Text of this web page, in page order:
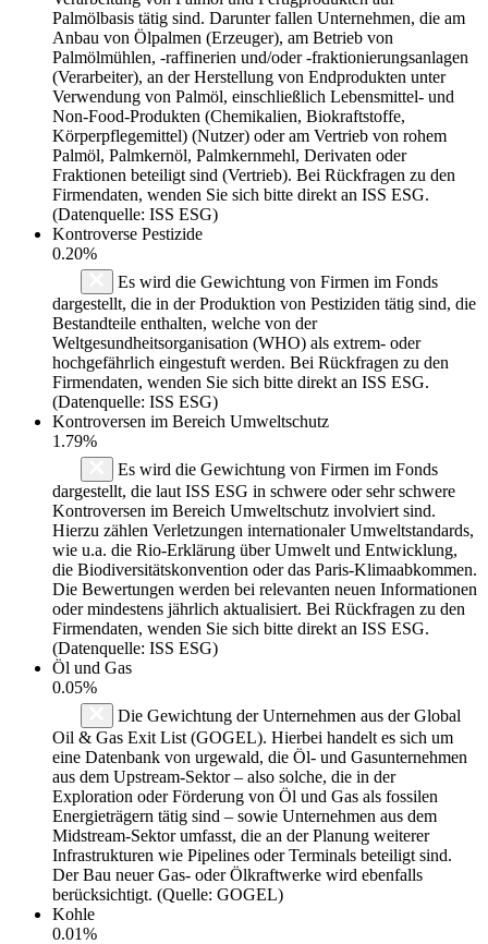
Palmölbasis tätig sind. Darunter fallen Unternehmen, die am
Anbau von Ölpalmen (Erzeuger), am Betrieb von
Palmölmühlen, -raffinerien und/oder -fraktionierungsanlagen
(Verarbeiter), an der Herstellung von Endprodukten unter
Verwendung von Palmöl, einschließlich Lebensmittel- und
Non-Food-Produkten (Chemikalien, Biokraftstoffe,
Körperpflegemittel) (Nutzer) oder am Vertrieb von rohem
Palmöl, Palmkernöl, Palmkernmehl, Derivaten oder
Fraktionen beteiligt sind (Vertrieb). Bei Rückfragen zu den
Firmendaten, wenden Sie sich bitte direkt an ISS ESG.
(Datenquelle: ISS ESG)
Kontroverse Pestizide
0.20%
Es wird die Gewichtung von Firmen im Fonds
dargestellt, die in der Produktion von Pestiziden tätig sind, die
Bestandteile enthalten, welche von der
Weltgesundheitsorganisation (WHO) als extrem- oder
hochgefährlich eingestuft werden. Bei Rückfragen zu den
Firmendaten, wenden Sie sich bitte direkt an ISS ESG.
(Datenquelle: ISS ESG)
Kontroversen im Bereich Umweltschutz
1.79%
Es wird die Gewichtung von Firmen im Fonds
dargestellt, die laut ISS ESG in schwere oder sehr schwere
Kontroversen im Bereich Umweltschutz involviert sind.
Hierzu zählen Verletzungen internationaler Umweltstandards,
wie u.a. die Rio-Erklärung über Umwelt und Entwicklung,
die Biodiversitätskonvention oder das Paris-Klimaabkommen.
Die Bewertungen werden bei relevanten neuen Informationen
oder mindestens jährlich aktualisiert. Bei Rückfragen zu den
Firmendaten, wenden Sie sich bitte direkt an ISS ESG.
(Datenquelle: ISS ESG)
Öl und Gas
0.05%
Die Gewichtung der Unternehmen aus der Global
Oil & Gas Exit List (GOGEL). Hierbei handelt es sich um
eine Datenbank von urgewald, die Öl- und Gasunternehmen
aus dem Upstream-Sektor – also solche, die in der
Exploration oder Förderung von Öl und Gas als fossilen
Energieträgern tätig sind – sowie Unternehmen aus dem
Midstream-Sektor umfasst, die an der Planung weiterer
Infrastrukturen wie Pipelines oder Terminals beteiligt sind.
Der Bau neuer Gas- oder Ölkraftwerke wird ebenfalls
berücksichtigt. (Quelle: GOGEL)
Kohle
0.01%